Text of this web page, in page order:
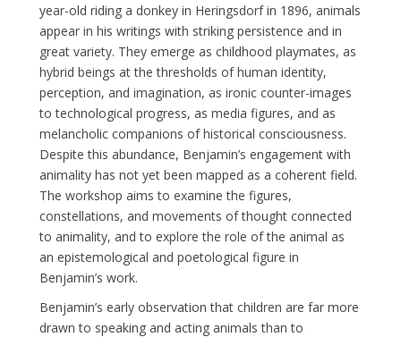
year-old riding a donkey in Heringsdorf in 1896, animals
appear in his writings with striking persistence and in
great variety. They emerge as childhood playmates, as
hybrid beings at the thresholds of human identity,
perception, and imagination, as ironic counter-images
to technological progress, as media figures, and as
melancholic companions of historical consciousness.
Despite this abundance, Benjamin’s engagement with
animality has not yet been mapped as a coherent field.
The workshop aims to examine the figures,
constellations, and movements of thought connected
to animality, and to explore the role of the animal as
an epistemological and poetological figure in
Benjamin’s work.
Benjamin’s early observation that children are far more
drawn to speaking and acting animals than to